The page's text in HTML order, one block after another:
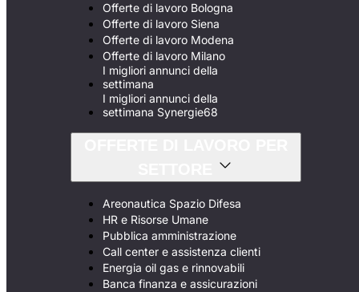
Offerte di lavoro Bologna
Offerte di lavoro Siena
Offerte di lavoro Modena
Offerte di lavoro Milano
I migliori annunci della
settimana
I migliori annunci della
settimana Synergie68
Areonautica Spazio Difesa
HR e Risorse Umane
Pubblica amministrazione
Call center e assistenza clienti
Energia oil gas e rinnovabili
Banca finanza e assicurazioni